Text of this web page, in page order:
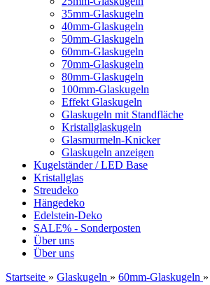
35mm-Glaskugeln
40mm-Glaskugeln
50mm-Glaskugeln
60mm-Glaskugeln
70mm-Glaskugeln
80mm-Glaskugeln
100mm-Glaskugeln
Effekt Glaskugeln
Glaskugeln mit Standfläche
Kristallglaskugeln
Glasmurmeln-Knicker
Glaskugeln anzeigen
Kugelständer / LED Base
Kristallglas
Streudeko
Hängedeko
Edelstein-Deko
SALE% - Sonderposten
Über uns
Über uns
Startseite » Glaskugeln » 60mm-Glaskugeln »